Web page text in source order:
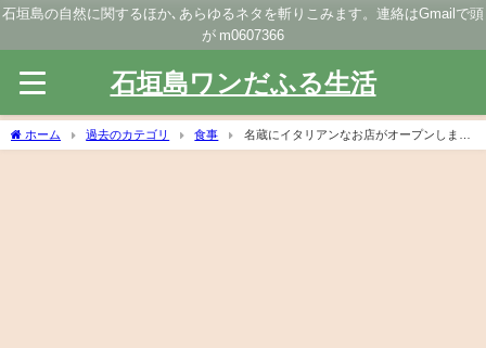
石垣島の自然に関するほか､あらゆるネタを斬りこみます。連絡はGmailで頭
が m0607366
石垣島ワンだふる生活
ホーム 過去のカテゴリ 食事
名蔵にイタリアンなお店がオープンしまし
た。